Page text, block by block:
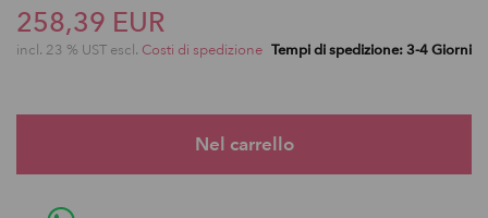
258,39 EUR
incl. 23 % UST escl. Costi di spedizione Tempi di spedizione: 3-4 Giorni